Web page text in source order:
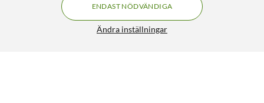
Ändra inställningar
ENDAST NÖDVÄNDIGA